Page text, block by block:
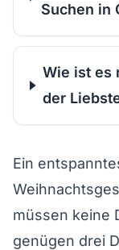
Suchen in
Wie ist es
der
Ein
müssen keine
genügen drei